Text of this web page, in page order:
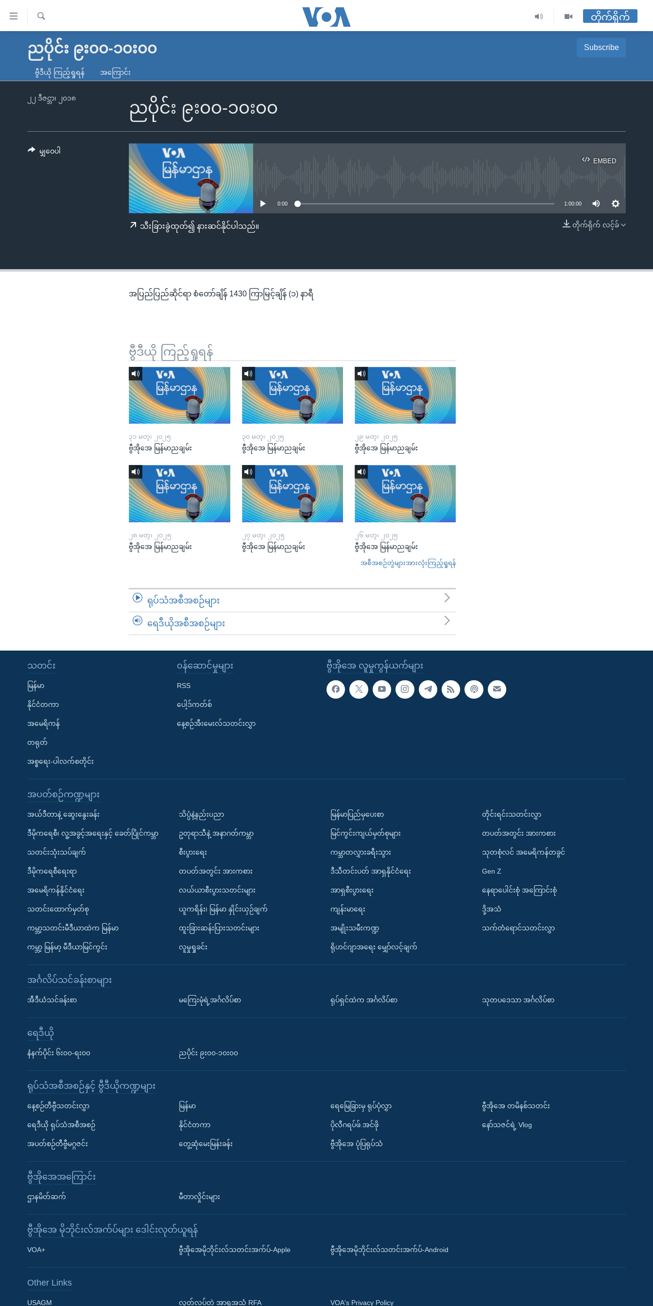
လွယ်ကူ
သည့်
ကျော်
မူလစာမျက်နှာ
ကမ္ဘာ့သတင်းများ
နိုင်ငံတကာ
တရုတ်
အစ္စရေး-ပါလက်စတိုင်း
ရပ်ဝန်းတခု လမ်းတခု အလွန်
အင်္ဂလိပ်စာလေ့လာမယ်
Learning English
ရ
လာ
တိုက်ရိုက်
ညပိုင်း ၉း၀၀-၁၀း၀၀ Subscribe
Spotify
ဗွီဒီယို ကြည့်ရှုရန် အကြောင်း
ညပိုင်း ၉း၀၀-၁၀း၀၀
၂၂ ဒီဇင္ဘာ၊ ၂၀၁၈
EMBED
EMBED
0:00 1:00:00
တိုက်ရိုက် လင့်ခ်
သီးခြားခွဲထုတ်၍ နားဆင်နိုင်ပါသည်။
မျှဝေပါ
အပြည်ပြည်ဆိုင်ရာ စံတော်ချိန် 1430 ကြာမြင့်ချိန် (၁) နာရီ
ဗွီဒီယို ကြည့်ရှုရန်
၃၁ မတ္၊ ၂၀၂၅
ဗွီအိုအေ မြန်မာညချမ်း
၃၀ မတ္၊ ၂၀၂၅
ဗွီအိုအေ မြန်မာညချမ်း
၂၉ မတ္၊ ၂၀၂၅
ဗွီအိုအေ မြန်မာညချမ်း
၂၈ မတ္၊ ၂၀၂၅
ဗွီအိုအေ မြန်မာညချမ်း
၂၇ မတ္၊ ၂၀၂၅
ဗွီအိုအေ မြန်မာညချမ်း
၂၆ မတ္၊ ၂၀၂၅
ဗွီအိုအေ မြန်မာညချမ်း
အစီအစဉ်တွဲများအားလုံးကြည့်ရှုရန်
ရုပ်သံအစီအစဉ်များ
ရေဒီယိုအစီအစဉ်များ
ဗွီအိုအေ လူမှုကွန်ယက်များ
သတင်း
မြန်မာ
နိုင်ငံတကာ
အမေရိကန်
တရုတ်
အစ္စရေး-ပါလက်စတိုင်း
၀န်ဆောင်မှုများ
RSS
ပေါ့ဒ်ကတ်စ်
နေ့စဉ်အီးမေးလ်သတင်းလွှာ
အပတ်စဉ်ကဏ္ဍများ
အယ်ဒီတာနဲ့ ဆွေးနွေးခန်း
ဒီမိုကရေစီ၊ လူ့အခွင့်အရေးနှင့် ခေတ်ပြိုင်ကမ္ဘာ
သတင်းသုံးသပ်ချက်
ဒီမိုကရေစီရေးရာ
အမေရိကန်နိုင်ငံရေး
သတင်းထောက်မှတ်စု
ကမ္ဘာ့သတင်းမီဒီယာထဲက မြန်မာ
ကမ္ဘာ့ မြန်မာ့ မီဒီယာမြင်ကွင်း
သိပ္ပံနဲ့နည်းပညာ
ဥတုရာသီနဲ့ အနာဂတ်ကမ္ဘာ
စီးပွားရေး
တပတ်အတွင်း အားကစား
လယ်ယာစီးပွားသတင်းများ
ယူကရိန်း၊ မြန်မာ နှိုင်းယှဉ်ချက်
ထူးခြားဆန်းပြားသတင်းများ
လူမှုရှုခင်း
မြန်မာပြည်မှပေးစာ
မြင်ကွင်းကျယ်မှတ်စုများ
ကမ္ဘာတလွှားခရီးသွား
ဒီသီတင်းပတ် အာရှနိုင်ငံရေး
အာရှစီးပွားရေး
ကျန်းမာရေး
အမျိုးသမီးကဏ္ဍ
ရိုဟင်ဂျာအရေး မျှော်လင့်ချက်
တိုင်းရင်းသတင်းလွှာ
တပတ်အတွင်း အားကစား
သုတစုံလင် အမေရိကန်တခွင်
Gen Z
နေရာပေါင်းစုံ အကြောင်းစုံ
ဒို့အသံ
သက်တံရောင်သတင်းလွှာ
အင်္ဂလိပ်သင်ခန်းစာများ
အီဒီယံသင်ခန်းစာ မကြေးမုံရဲ့အင်္ဂလိပ်စာ ရုပ်ရှင်ထဲက အင်္ဂလိပ်စာ သုတပဒေသာ အင်္ဂလိပ်စာ
ရေဒီယို
နံနက်ပိုင်း ၆း၀၀-ရး၀၀ ညပိုင်း ၉း၀၀-၁၀း၀၀
ရုပ်သံအစီအစဉ်နှင့် ဗွီဒီယိုကဏ္ဍများ
နေ့စဉ်တီဗွီသတင်းလွှာ
ရေဒီယို ရုပ်သံအစီအစဉ်
အပတ်စဉ်တီဗွီမဂ္ဂဇင်း
မြန်မာ
နိုင်ငံတကာ
တွေ့ဆုံမေးမြန်းခန်း
ရေမြေခြားမှ ရုပ်ပုံလွှာ
ပိုလီဂရပ်ဖ်.အင်ဖို
ဗွီအိုအေ ပုံပြရုပ်သံ
ဗွီအိုအေ တမိနစ်သတင်း
နော်သဇင်ရဲ့ Vlog
ဗွီအိုအေအကြောင်း
ဌာနမိတ်ဆက် မီတာလှိုင်းများ
ဗွီအိုအေ မိုဘိုင်းလ်အက်ပ်များ ဒေါင်းလုတ်ယူရန်
VOA+ ဗွီအိုအေမိုဘိုင်းလ်သတင်းအက်ပ်-Apple ဗွီအိုအေမိုဘိုင်းလ်သတင်းအက်ပ်-Android
Other Links
USAGM လွတ်လပ်တဲ့ အာရှအသံ RFA VOA's Privacy Policy